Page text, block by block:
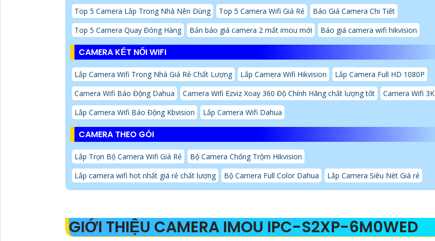
Top 5 Camera Lắp Trong Nhà Nên Dùng
Top 5 Camera Wifi Giá Rẻ
Báo Giá Camera Chi Tiết
Top 5 Camera Quay Đóng Hàng
Bản báo giá camera 2 mắt imou mới Báo giá camera wifi hikvision
CAMERA KẾT NỐI WIFI
Lắp Camera Wifi Trong Nhà Giá Rẻ Chất Lượng Lắp Camera Wifi Hikvision
Lắp Camera Full HD 1080P
Camera Wifi Báo Động Dahua
Camera Wifi Ezviz Xoay 360 Độ Chính Hãng chất lượng tốt
Camera Wifi 3K
Lắp Camera Wifi Báo Động Kbvision
Lắp Camera Wifi Dahua
CAMERA THEO GÓI
Lắp Trọn Bộ Camera Wifi Giá Rẻ
Bộ Camera Chống Trộm Hikvision
Lắp camera wifi hot nhất giá rẻ chất lượng
Bộ Camera Full Color Dahua Lắp Camera Siêu Nét Giá rẻ
GIỚI THIỆU CAMERA IMOU IPC-S2XP-6M0WED